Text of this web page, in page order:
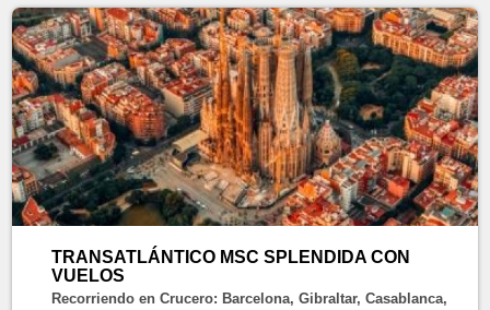
TRANSATLÁNTICO MSC SPLENDIDA CON
VUELOS
Recorriendo en Crucero: Barcelona, Gibraltar, Casablanca,